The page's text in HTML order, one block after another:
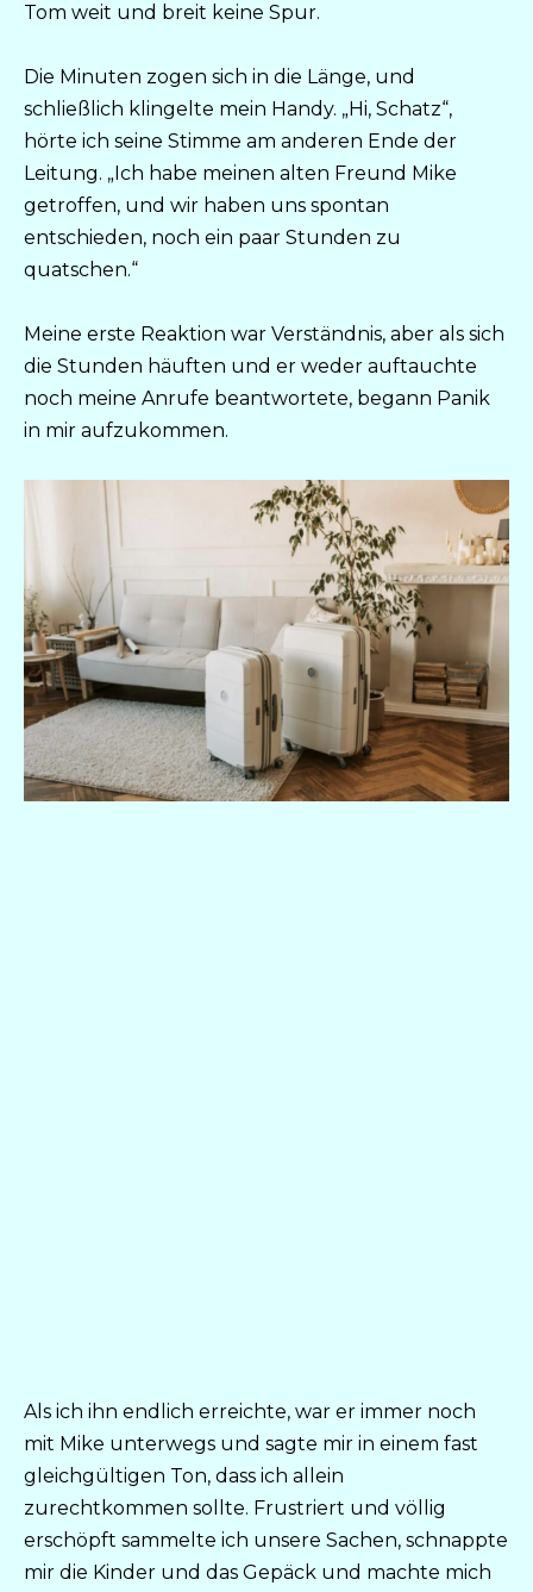
Tom weit und breit keine Spur.
Die Minuten zogen sich in die Länge, und
schließlich klingelte mein Handy. „Hi, Schatz“,
hörte ich seine Stimme am anderen Ende der
Leitung. „Ich habe meinen alten Freund Mike
getroffen, und wir haben uns spontan
entschieden, noch ein paar Stunden zu
quatschen.“
Meine erste Reaktion war Verständnis, aber als sich
die Stunden häuften und er weder auftauchte
noch meine Anrufe beantwortete, begann Panik
in mir aufzukommen.
Als ich ihn endlich erreichte, war er immer noch
mit Mike unterwegs und sagte mir in einem fast
gleichgültigen Ton, dass ich allein
zurechtkommen sollte. Frustriert und völlig
erschöpft sammelte ich unsere Sachen, schnappte
mir die Kinder und das Gepäck und machte mich